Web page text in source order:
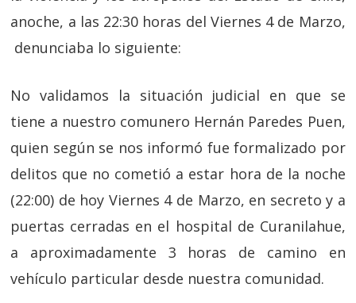
anoche, a las 22:30 horas del Viernes 4 de Marzo,
denunciaba lo siguiente:
No validamos la situación judicial en que se
tiene a nuestro comunero Hernán Paredes Puen,
quien según se nos informó fue formalizado por
delitos que no cometió a estar hora de la noche
(22:00) de hoy Viernes 4 de Marzo, en secreto y a
puertas cerradas en el hospital de Curanilahue,
a aproximadamente 3 horas de camino en
vehículo particular desde nuestra comunidad.